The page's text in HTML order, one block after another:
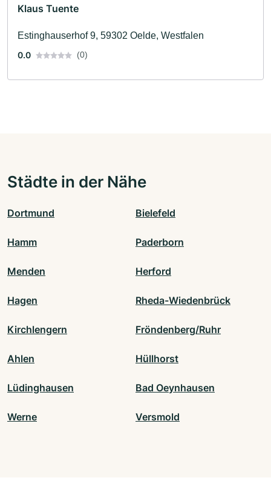
Klaus Tuente
Estinghauserhof 9, 59302 Oelde, Westfalen
0.0
(0)
Städte in der Nähe
Dortmund Bielefeld
Hamm Paderborn
Menden Herford
Hagen Rheda-Wiedenbrück
Kirchlengern Fröndenberg/Ruhr
Ahlen Hüllhorst
Lüdinghausen Bad Oeynhausen
Werne Versmold